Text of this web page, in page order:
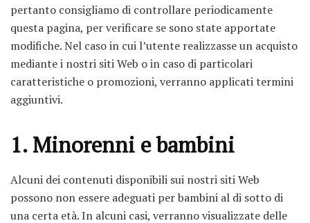
pertanto consigliamo di controllare periodicamente
questa pagina, per verificare se sono state apportate
modifiche. Nel caso in cui l’utente realizzasse un acquisto
mediante i nostri siti Web o in caso di particolari
caratteristiche o promozioni, verranno applicati termini
aggiuntivi.
1. Minorenni e bambini
Alcuni dei contenuti disponibili sui nostri siti Web
possono non essere adeguati per bambini al di sotto di
una certa età. In alcuni casi, verranno visualizzate delle